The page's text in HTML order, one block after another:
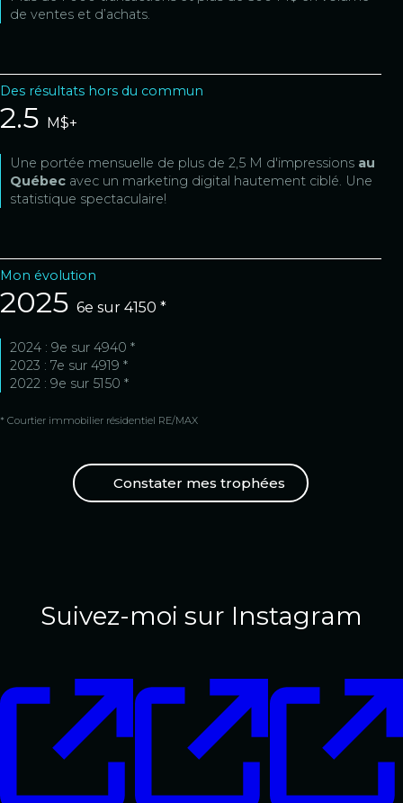
de ventes et d’achats.
Des résultats hors du commun
2.5 M$+
Une portée mensuelle de plus de 2,5 M d'impressions au
Québec avec un marketing digital hautement ciblé. Une
statistique spectaculaire!
Mon évolution
2025 6e sur 4150 *
2024 : 9e sur 4940 *
2023 : 7e sur 4919 *
2022 : 9e sur 5150 *
* Courtier immobilier résidentiel RE/MAX
Constater mes trophées
Suivez-moi sur Instagram